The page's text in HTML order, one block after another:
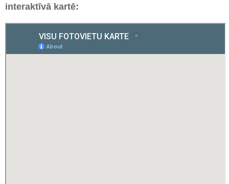
interaktīvā kartē: